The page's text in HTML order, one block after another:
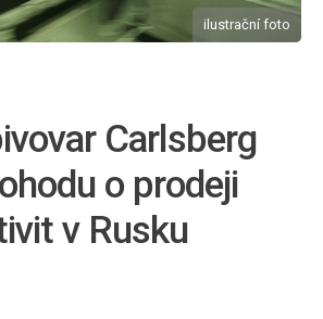
ilustrační foto
Carlsberg
o prodeji
v Rusku